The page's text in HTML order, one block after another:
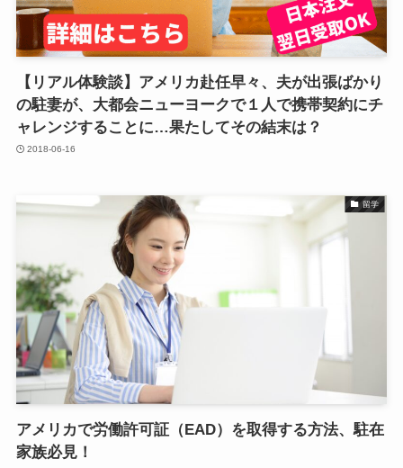
【リアル体験談】アメリカ赴任早々、夫が出張ばかり
の駐妻が、大都会ニューヨークで１人で携帯契約にチ
ャレンジすることに…果たしてその結末は？
2018-06-16
留学
アメリカで労働許可証（EAD）を取得する方法、駐在
家族必見！